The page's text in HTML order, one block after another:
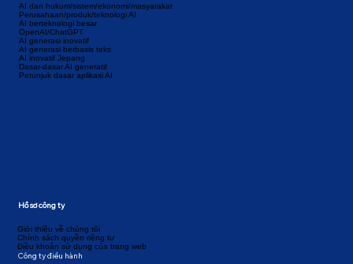
AI dan hukum/sistem/ekonomi/masyarakat
Perusahaan/produk/teknologi AI
AI berteknologi besar
OpenAI/ChatGPT
AI generasi inovatif
AI generasi berbasis teks
AI inovatif Jepang
Dasar-dasar AI generatif
Petunjuk dasar aplikasi AI
Giới thiệu về chúng tôi
Chính sách quyền riêng tư
Điều khoản sử dụng của trang web
Công ty điều hành
Hồ sơ công ty